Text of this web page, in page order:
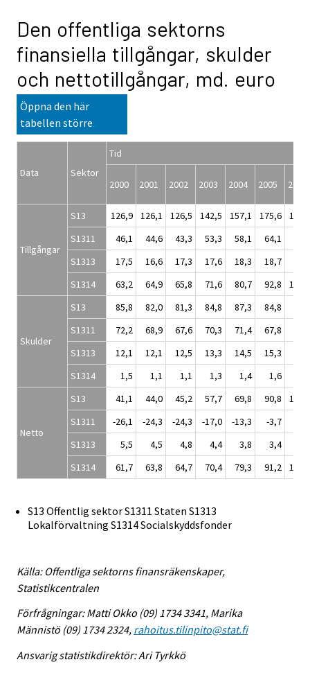
Den offentliga sektorns
finansiella tillgångar, skulder
och nettotillgångar, md. euro
Öppna den här
tabellen större
Data Sektor
Tid
2000 2001 2002 2003 2004 2005
Tillgångar
S13 126,9 126,1 126,5 142,5 157,1 175,6
S1311
46,1 44,6 43,3 53,3 58,1 64,1
S1313
17,5 16,6 17,3 17,6 18,3 18,7
S1314
63,2 64,9 65,8 71,6 80,7 92,8
Skulder
S13 85,8 82,0 81,3 84,8 87,3 84,8
S1311
72,2 68,9 67,6 70,3 71,4 67,8
S1313
12,1 12,1 12,5 13,3 14,5 15,3
S1314
1,5 1,1 1,1 1,3 1,4 1,6
Netto
S13 41,1 44,0 45,2 57,7 69,8 90,8
S1311
-26,1 -24,3 -24,3 -17,0 -13,3 -3,7
S1313
5,5 4,5 4,8 4,4 3,8 3,4
S1314
61,7 63,8 64,7 70,4 79,3 91,2
S13 Offentlig sektor S1311 Staten S1313
Lokalförvaltning S1314 Socialskyddsfonder
Källa: Offentliga sektorns finansräkenskaper,
Statistikcentralen
Förfrågningar: Matti Okko (09) 1734 3341, Marika
Männistö (09) 1734 2324, rahoitus.tilinpito@stat.fi
Ansvarig statistikdirektör: Ari Tyrkkö